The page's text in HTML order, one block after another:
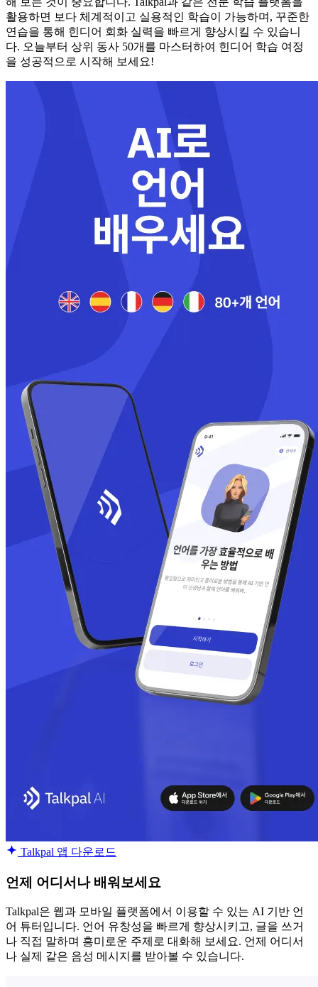
활용하면 보다 체계적이고 실용적인 학습이 가능하며, 꾸준한
연습을 통해 힌디어 회화 실력을 빠르게 향상시킬 수 있습니
다. 오늘부터 상위 동사 50개를 마스터하여 힌디어 학습 여정
을 성공적으로 시작해 보세요!
Talkpal 앱 다운로드
언제 어디서나 배워보세요
Talkpal은 웹과 모바일 플랫폼에서 이용할 수 있는 AI 기반 언
어 튜터입니다. 언어 유창성을 빠르게 향상시키고, 글을 쓰거
나 직접 말하며 흥미로운 주제로 대화해 보세요. 언제 어디서
나 실제 같은 음성 메시지를 받아볼 수 있습니다.